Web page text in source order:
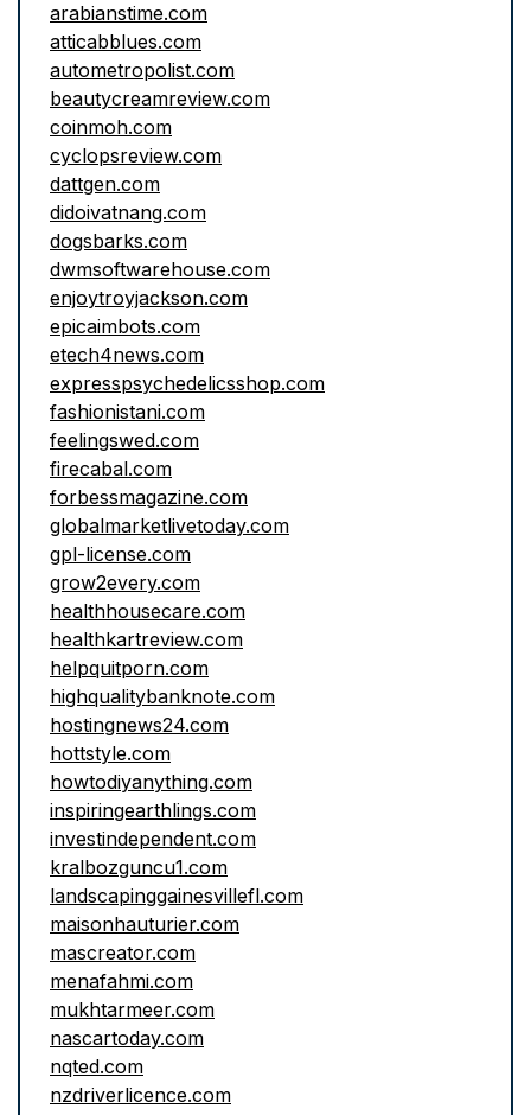
arabianstime.com
atticabblues.com
autometropolist.com
beautycreamreview.com
coinmoh.com
cyclopsreview.com
dattgen.com
didoivatnang.com
dogsbarks.com
dwmsoftwarehouse.com
enjoytroyjackson.com
epicaimbots.com
etech4news.com
expresspsychedelicsshop.com
fashionistani.com
feelingswed.com
firecabal.com
forbessmagazine.com
globalmarketlivetoday.com
gpl-license.com
grow2every.com
healthhousecare.com
healthkartreview.com
helpquitporn.com
highqualitybanknote.com
hostingnews24.com
hottstyle.com
howtodiyanything.com
inspiringearthlings.com
investindependent.com
kralbozguncu1.com
landscapinggainesvillefl.com
maisonhauturier.com
mascreator.com
menafahmi.com
mukhtarmeer.com
nascartoday.com
nqted.com
nzdriverlicence.com